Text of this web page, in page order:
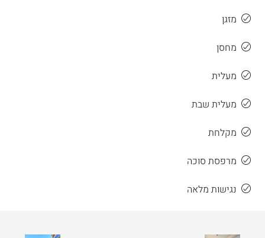
מזגן
מחסן
מעלית
מעלית שבת
מקלחת
מרפסת סוכה
נגישות מלאה